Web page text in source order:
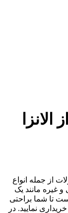
از جمله انواع
و غیره مانند یک
تا شما براحتی
نمایید. در